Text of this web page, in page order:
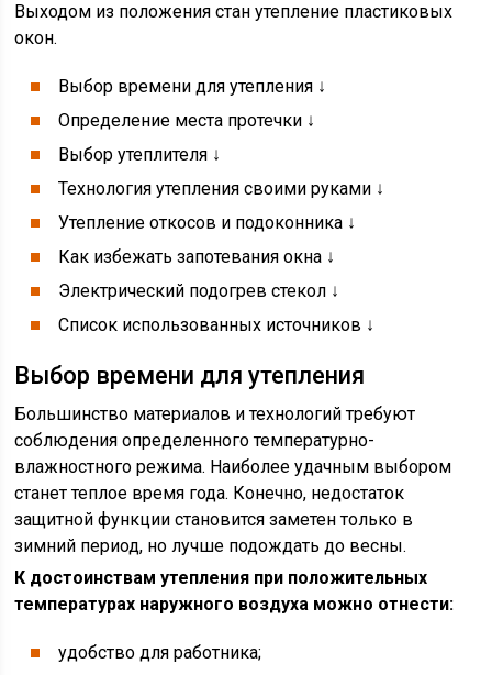
Выходом из положения стан утепление пластиковых
окон.
Выбор времени для утепления ↓
Определение места протечки ↓
Выбор утеплителя ↓
Технология утепления своими руками ↓
Утепление откосов и подоконника ↓
Как избежать запотевания окна ↓
Электрический подогрев стекол ↓
Список использованных источников ↓
Выбор времени для утепления
Большинство материалов и технологий требуют
соблюдения определенного температурно-
влажностного режима. Наиболее удачным выбором
станет теплое время года. Конечно, недостаток
защитной функции становится заметен только в
зимний период, но лучше подождать до весны.
К достоинствам утепления при положительных
температурах наружного воздуха можно отнести:
удобство для работника;